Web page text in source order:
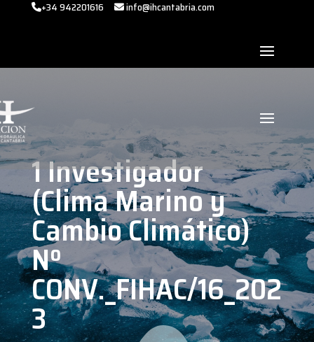
+34 942201616 info@ihcantabria.com
1 Investigador
(Clima Marino y
Cambio Climático)
Nº
CONV._FIHAC/16_202
3